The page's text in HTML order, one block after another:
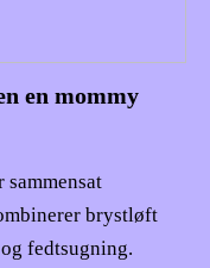
en mommy
brystløft
fedtsugning.